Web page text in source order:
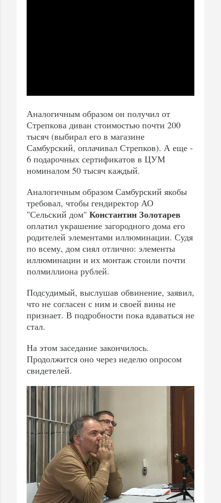
Аналогичным образом он получил от
Стрепкова диван стоимостью почти 200
тысяч (выбирал его в магазине
Самбурский, оплачивал Стрепков). А еще -
6 подарочных сертификатов в ЦУМ
номиналом 50 тысяч каждый.
Аналогичным образом Самбурский якобы
требовал, чтобы гендиректор АО
"Сельский дом" КонстантинЗолотарев
оплатил украшение загородного дома его
родителей элементами иллюминации. Судя
по всему, дом сиял отлично: элементы
иллюминации и их монтаж стоили почти
полмиллиона рублей.
Подсудимый, выслушав обвинение, заявил,
что не согласен с ним и своей вины не
признает. В подробности пока вдаваться не
стал.
На этом заседание закончилось.
Продолжится оно через неделю опросом
свидетелей.